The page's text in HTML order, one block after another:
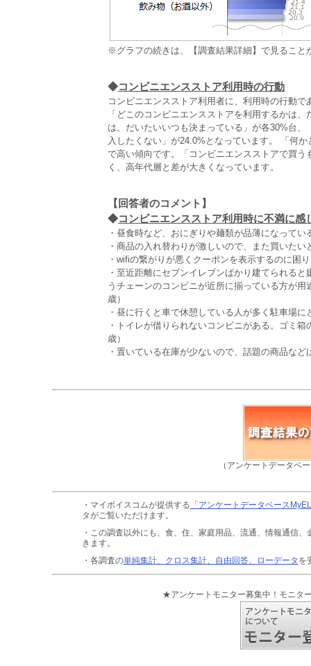
※グラフの続きは、【調査結果詳細】で見ること
◆コンビニエンスストア利用時の行動
コンビニエンスストア利用者に、利用時の行動
「どこのコンビニエンスストアを利用するかは
は、だいたいいつも決まっている」が各30%台
入したくない」が24.0%となっています。 「何
で高い傾向です。「コンビニエンスストアで買
く、高年代層と差が大きくなっています。
【回答者のコメント】
◆コンビニエンスストア利用時に不満に感
・昼食時など、おにぎりや麺類が品薄になって
・商品の入れ替わりが激しいので、また買いた
・wifiの繋がりが悪くクーポンを表示するのに困
・至近距離にセブンイレブンばかり建てられる
うチェーンのコンビニが近所に揃っている方が
歳）
・昼に行くと車で休憩している人が多く駐車場
・トイレが借りられないコンビニがある。ゴミ
歳）
・置いている在庫が少ないので、話題の商品な
（アンケートデータベ
・マイボイスコムが提供する 「アンケートデータベース
タがご覧いただけます。
・この調査以外にも、食、住、家庭用品、流通、情報通信、
きます。
・各調査の単純集計、クロス集計、自由回答、ローデータ を
★アンケートモニター募集中！モニタ